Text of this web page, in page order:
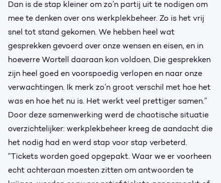
Dan is de stap kleiner om zo’n partij uit te nodigen om
mee te denken over ons werkplekbeheer. Zo is het vrij
snel tot stand gekomen. We hebben heel wat
gesprekken gevoerd over onze wensen en eisen, en in
hoeverre Wortell daaraan kon voldoen. Die gesprekken
zijn heel goed en voorspoedig verlopen en naar onze
verwachtingen. Ik merk zo’n groot verschil met hoe het
was en hoe het nu is. Het werkt veel prettiger samen.”
Door deze samenwerking werd de chaotische situatie
overzichtelijker: werkplekbeheer kreeg de aandacht die
het nodig had en werd stap voor stap verbeterd.
“Tickets worden goed opgepakt. Waar we er voorheen
echt achteraan moesten zitten om antwoorden te